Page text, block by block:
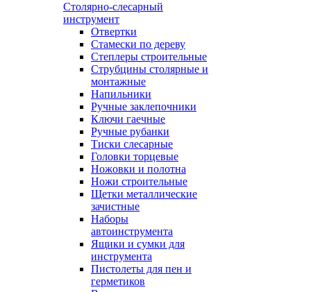
Столярно-слесарный
инструмент
Отвертки
Стамески по дереву
Степлеры строительные
Струбцины столярные и
монтажные
Напильники
Ручные заклепочники
Ключи гаечные
Ручные рубанки
Тиски слесарные
Головки торцевые
Ножовки и полотна
Ножи строительные
Щетки металлические
зачистные
Наборы
автоинструмента
Ящики и сумки для
инструмента
Пистолеты для пен и
герметиков